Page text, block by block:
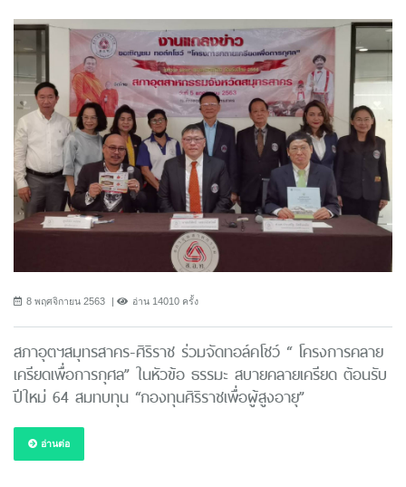
8 พฤศจิกายน 2563 อ่าน 14010 ครั้ง
สภาอุตฯสมุทรสาคร-ศิริราช ร่วมจัดทอล์คโชว์ “ โครงการคลาย
เครียดเพื่อการกุศล” ในหัวข้อ ธรรมะ สบายคลายเครียด ต้อนรับ
ปีใหม่ 64 สมทบทุน “กองทุนศิริราชเพื่อผู้สูงอายุ”
อ่านต่อ